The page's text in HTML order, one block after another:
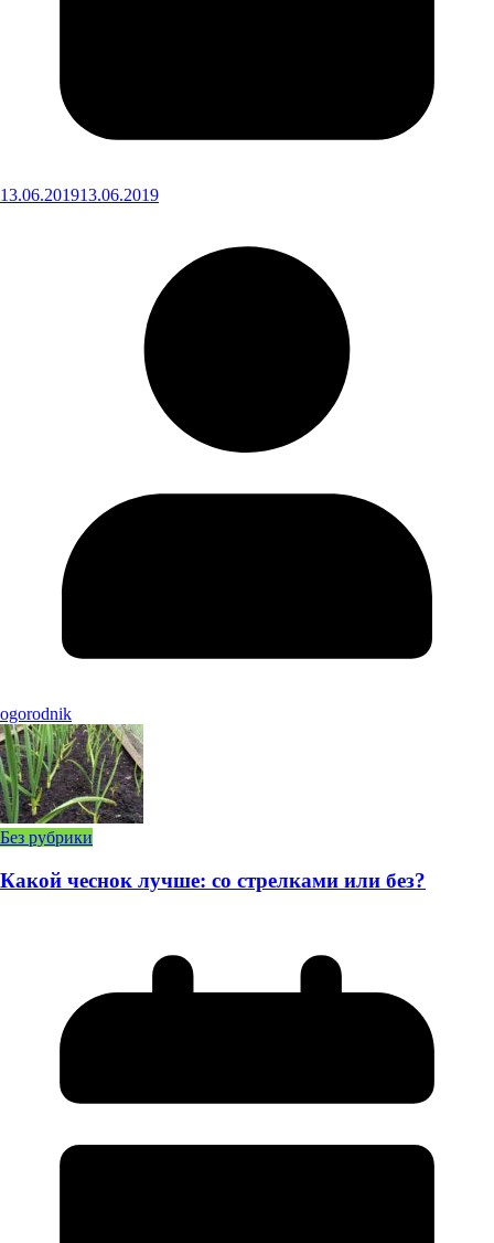
13.06.201913.06.2019
ogorodnik
Без рубрики
Какой чеснок лучше: со стрелками или без?